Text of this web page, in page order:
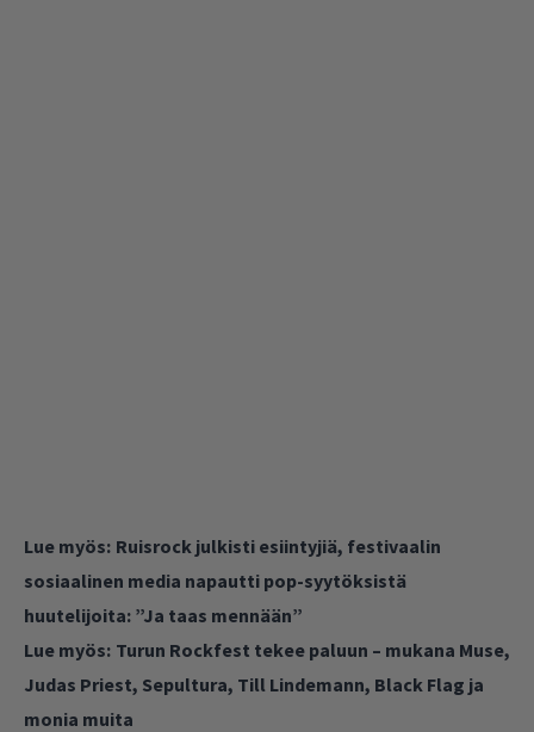
Lue myös: Ruisrock julkisti esiintyjiä, festivaalin
sosiaalinen media napautti pop-syytöksistä
huutelijoita: ”Ja taas mennään”
Lue myös: Turun Rockfest tekee paluun – mukana Muse,
Judas Priest, Sepultura, Till Lindemann, Black Flag ja
monia muita